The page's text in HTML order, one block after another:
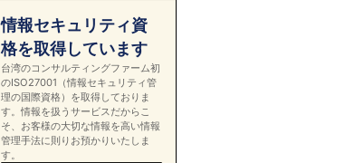
情報セキュリティ資
格を取得しています
台湾のコンサルティングファーム初
のISO27001（情報セキュリティ管
理の国際資格）を取得しておりま
す。情報を扱うサービスだからこ
そ、お客様の大切な情報を高い情報
管理手法に則りお預かりいたしま
す。